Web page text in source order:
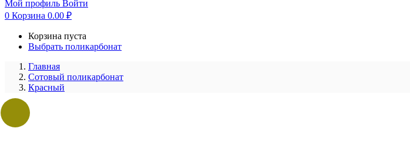
Мой профиль Войти
0 Корзина 0.00 ₽
Корзина пуста
Выбрать поликарбонат
Главная
Сотовый поликарбонат
Красный